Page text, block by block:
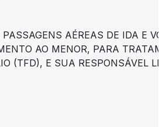
AÉREAS DE IDA E
AO MENOR, PARA
(TFD), E SUA RESPONSÁVEL